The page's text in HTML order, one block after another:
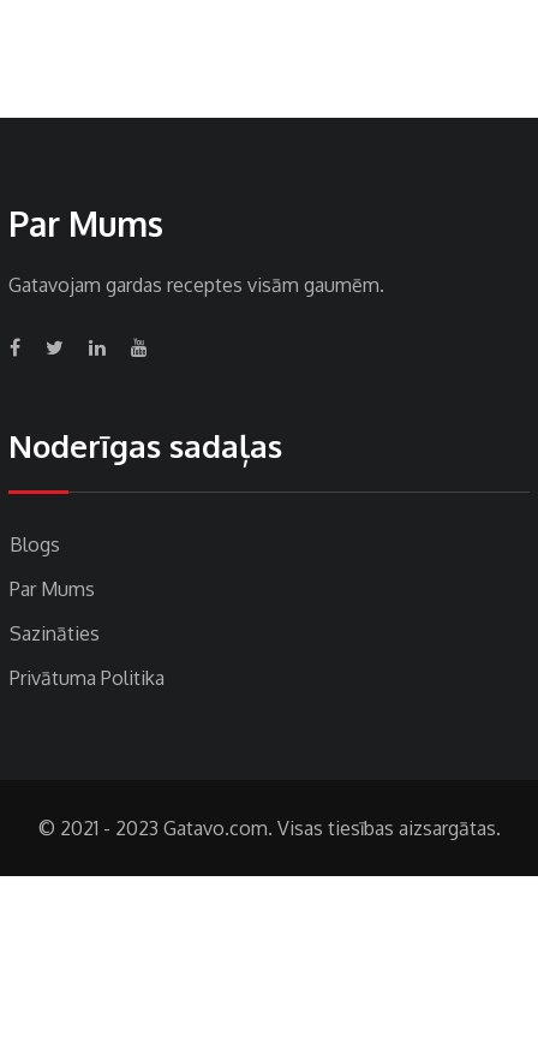
Par Mums
Gatavojam gardas receptes visām gaumēm.
Noderīgas sadaļas
Blogs
Par Mums
Sazināties
Privātuma Politika
© 2021 - 2023 Gatavo.com. Visas tiesības aizsargātas.